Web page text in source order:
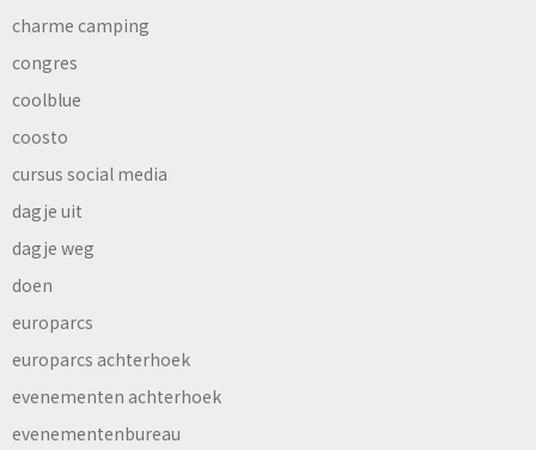
charme camping
congres
coolblue
coosto
cursus social media
dagje uit
dagje weg
doen
europarcs
europarcs achterhoek
evenementen achterhoek
evenementenbureau